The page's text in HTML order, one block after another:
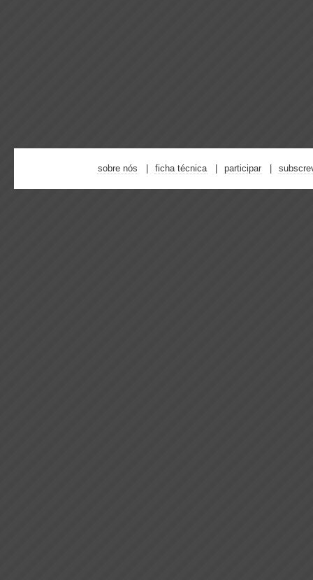
sobre nós ficha técnica participar